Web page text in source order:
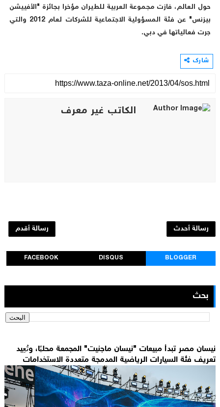
حول العالم، فازت مجموعة العربية للطيران مؤخرا بجائزة "الأفييشن
بيزنس" عن فئة المسؤولية الاجتماعية للشركات لعام 2012 والتي
جرت فعالياتها في دبي.
شارك
الكاتب غير معرف
رسالة أحدث رسالة أقدم
BLOGGER
DISQUS
FACEBOOK
بحث
نيسان مصر تبدأ مبيعات "نيسان ماجنيت" المجمعة محليًا، وتُعِيد
تعريف فئة السيارات الرياضية المدمجة متعددة الاستخدامات